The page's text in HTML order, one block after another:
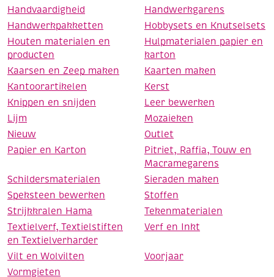
Handvaardigheid
Handwerkgarens
Handwerkpakketten
Hobbysets en Knutselsets
Houten materialen en
producten
Hulpmaterialen papier en
karton
Kaarsen en Zeep maken
Kaarten maken
Kantoorartikelen
Kerst
Knippen en snijden
Leer bewerken
Lijm
Mozaieken
Nieuw
Outlet
Papier en Karton
Pitriet, Raffia, Touw en
Macramegarens
Schildersmaterialen
Sieraden maken
Speksteen bewerken
Stoffen
Strijkkralen Hama
Tekenmaterialen
Textielverf, Textielstiften
en Textielverharder
Verf en Inkt
Vilt en Wolvilten
Voorjaar
Vormgieten